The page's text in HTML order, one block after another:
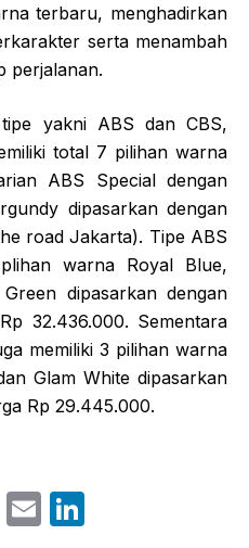
terbaru, menghadirkan
serta menambah
perjalanan.
yakni ABS dan CBS,
total 7 pilihan warna
ABS Special dengan
dipasarkan dengan
road Jakarta). Tipe ABS
warna Royal Blue,
dipasarkan dengan
32.436.000. Sementara
memiliki 3 pilihan warna
Glam White dipasarkan
Rp 29.445.000.
T
E